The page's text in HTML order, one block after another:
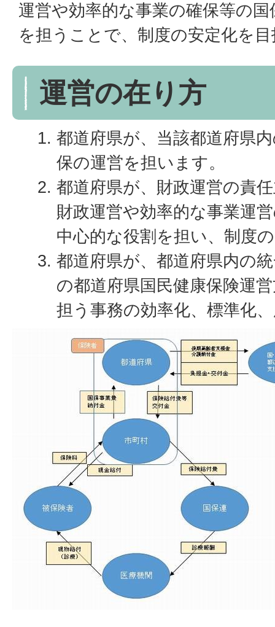
運営や効率的な事業の確保等の
を担うことで、制度の安定化を
運営の在り方
都道府県が、当該都道府県
保の運営を担います。
都道府県が、財政運営の責
財政運営や効率的な事業運
中心的な役割を担い、制度
都道府県が、都道府県内の
の都道府県国民健康保険運
担う事務の効率化、標準化